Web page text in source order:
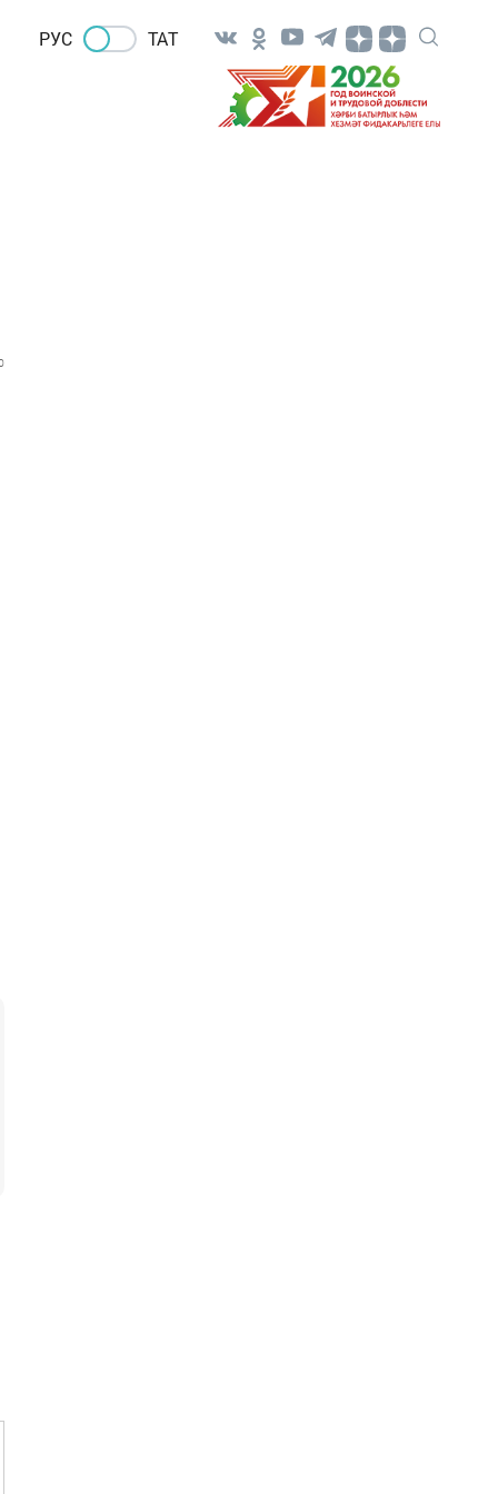
РУС ТАТ